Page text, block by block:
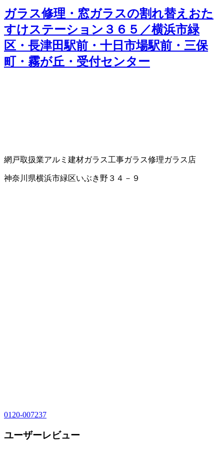
ガラス修理・窓ガラスの割れ替えおた
すけステーション３６５／横浜市緑
区・長津田駅前・十日市場駅前・三保
町・霧が丘・受付センター
網戸取扱業アルミ建材ガラス工事ガラス修理ガラス店
神奈川県横浜市緑区いぶき野３４－９
0120-007237
ユーザーレビュー